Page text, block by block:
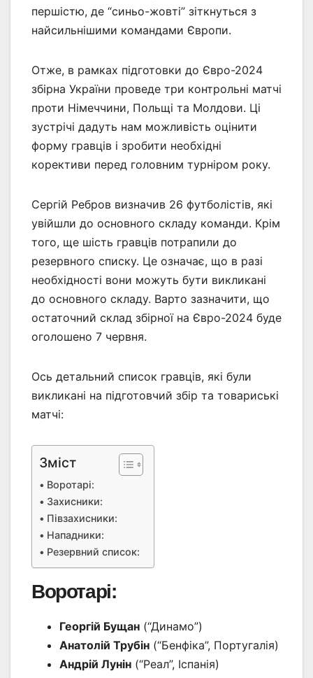
першістю, де “синьо-жовті” зіткнуться з
найсильнішими командами Європи.
Отже, в рамках підготовки до Євро-2024
збірна України проведе три контрольні матчі
проти Німеччини, Польщі та Молдови. Ці
зустрічі дадуть нам можливість оцінити
форму гравців і зробити необхідні
корективи перед головним турніром року.
Сергій Ребров визначив 26 футболістів, які
увійшли до основного складу команди. Крім
того, ще шість гравців потрапили до
резервного списку. Це означає, що в разі
необхідності вони можуть бути викликані
до основного складу. Варто зазначити, що
остаточний склад збірної на Євро-2024 буде
оголошено 7 червня.
Ось детальний список гравців, які були
викликані на підготовчий збір та товариські
матчі:
Зміст
Воротарі:
Захисники:
Півзахисники:
Нападники:
Резервний список:
Воротарі:
Георгій Бущан (“Динамо”)
Анатолій Трубін (“Бенфіка”, Португалія)
Андрій Лунін (“Реал”, Іспанія)